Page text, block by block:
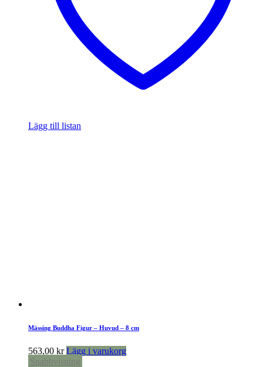
Lägg till listan
Mässing Buddha Figur – Huvud – 8 cm
563,00 kr Lägg i varukorg
Snabbvisning